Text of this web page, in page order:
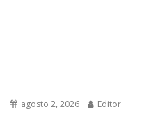
agosto 2, 2026 Editor